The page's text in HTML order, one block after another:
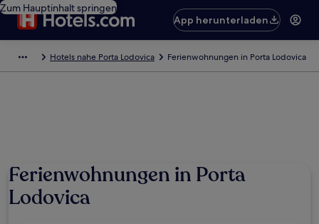
Zum Hauptinhalt springen
App herunterladen
Hotels nahe Porta Lodovica Ferienwohnungen in Porta Lodovica
Ferienwohnungen in Porta
Lodovica